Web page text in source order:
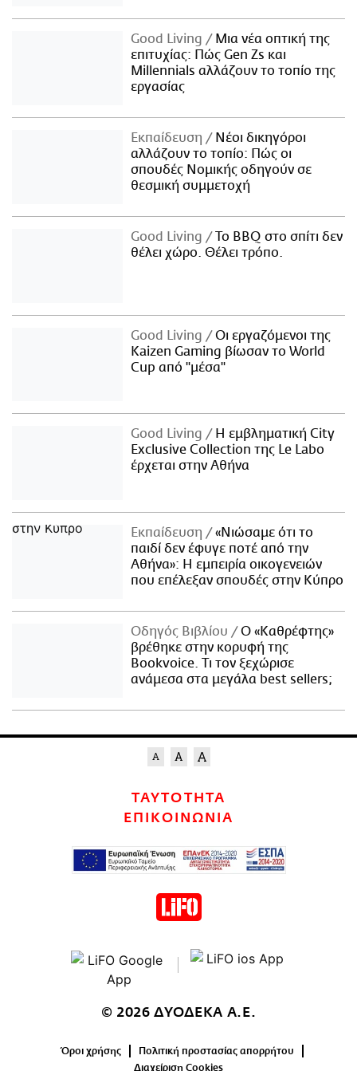
Good Living
Μια νέα οπτική της
επιτυχίας: Πώς Gen Zs και
Millennials αλλάζουν το τοπίο της
εργασίας
Εκπαίδευση
Νέοι δικηγόροι
αλλάζουν το τοπίο: Πώς οι
σπουδές Νομικής οδηγούν σε
θεσμική συμμετοχή
Good Living
Το BBQ στο σπίτι δεν
θέλει χώρο. Θέλει τρόπο.
Good Living
Οι εργαζόμενοι της
Kaizen Gaming βίωσαν το World
Cup από "μέσα"
Good Living
Η εμβληματική City
Exclusive Collection της Le Labo
έρχεται στην Αθήνα
Εκπαίδευση
«Νιώσαμε ότι το
παιδί δεν έφυγε ποτέ από την
Αθήνα»: Η εμπειρία οικογενειών
που επέλεξαν σπουδές στην Κύπρο
Οδηγός Βιβλίου
Ο «Καθρέφτης»
βρέθηκε στην κορυφή της
Bookvoice. Τι τον ξεχώρισε
ανάμεσα στα μεγάλα best sellers;
ΤΑΥΤΟΤΗΤΑ
ΕΠΙΚΟΙΝΩΝΙΑ
© 2026 ΔΥΟΔΕΚΑ Α.Ε.
Όροι χρήσης
Πολιτική προστασίας απορρήτου
Διαχείριση Cookies